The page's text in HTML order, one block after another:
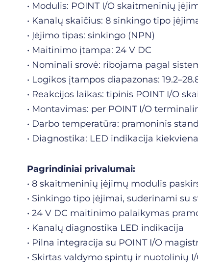
• Modulis: POINT I/O skaitmeninių
• Kanalų skaičius: 8 sinkingo tipo
• Įėjimo tipas: sinkingo (NPN)
• Maitinimo įtampa: 24 V DC
• Nominali srovė: ribojama pagal
• Logikos įtampos diapazonas:
• Reakcijos laikas: tipinis POINT I/O
• Montavimas: per POINT I/O
• Darbo temperatūra: pramoninis
• Diagnostika: LED indikacija
Pagrindiniai privalumai:
• 8 skaitmeninių įėjimų modulis
• Sinkingo tipo įėjimai, suderinami su
• 24 V DC maitinimo palaikymas
• Kanalų diagnostika LED indikacija
• Pilna integracija su POINT I/O
• Skirtas valdymo spintų ir nuotolinių